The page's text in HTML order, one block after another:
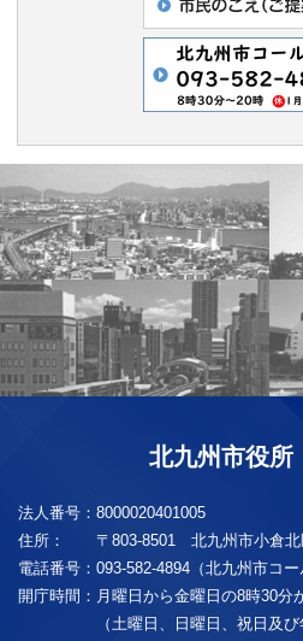
北九州市役所
法人番号： 8000020401005
住所：
〒803-8501 北九州市小倉北
電話番号： 093-582-4894（北九州市コー
開庁時間： 月曜日から金曜日の8時30分
（土曜日、日曜日、祝日及び